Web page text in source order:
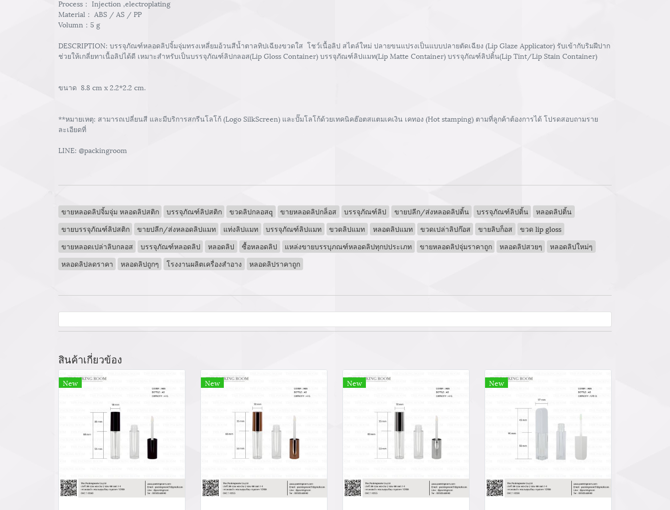
Process： Injection ,electroplating
Material： ABS / AS / PP
Volumn：5 g
DESCRIPTION: บรรจุภัณฑ์หลอดลิปจิ้มจุ่มทรงเหลี่ยมอ้วนสีน้ำตาลทิปเฉียงขวดใส โชว์เนื้อลิป สไตล์ใหม่ ปลายขนแปรงเป็นแบบปลายตัดเฉียง (Lip Glaze Applicator) รับเข้ากับริมฝีปาก
ช่วยให้เกลี่ยทาเนื้อลิปได้ดี เหมาะสำหรับเป็นบรรจุภัณฑ์ลิปกลอส(Lip Gloss Container) บรรจุภัณฑ์ลิปแมท(Lip Matte Container) บรรจุภัณฑ์ลิปติ้น(Lip Tint/Lip Stain Container)
ขนาด 8.8 cm x 2.2*2.2 cm.
**หมายเหตุ: สามารถเปลี่ยนสี และมีบริการสกรีนโลโก้ (Logo SilkScreen) และปั๊มโลโก้ด้วยเทคนิคฮ๊อตสแตมเคเงิน เคทอง (Hot stamping) ตามที่ลูกค้าต้องการได้ โปรดสอบถามราย
ละเอียดที่
LINE: @packingroom
ขายหลอดลิปจิ้มจุ่ม หลอดลิปสติก บรรจุภัณฑ์ลิปสติก ขวดลิปกลอสq ขายหลอดลิปกล็อส บรรจุภัณฑ์ลิป ขายปลีก/ส่งหลอดลิปติ้น บรรจุภัณฑ์ลิปติ้น
หลอดลิปติ้น
ขายบรรจุภัณฑ์ลิปสติก
ขายปลีก/ส่งหลอดลิปแมท แท่งลิปแมท บรรจุภัณฑ์ลิปแมท ขวดลิปแมท หลอดลิปแมท ขวดเปล่าลิปก๊อส ขายลิบก็อส
ขวด lip gloss
ขายหลอดเปล่าลิบกลอส
บรรจุภัณฑ์หลอดลิป หลอดลิป ซื้อหลอดลิป แหล่งขายบรรบุภณฑ์หลอดลิปทุกปประเภท ขายหลอดลิปจุ่มราคาถูก หลอดลิปสวยๆ
หลอดลิปใหม่ๆ
หลอดลิปลดราคา
หลอดลิปถูกๆ โรงงานผลิตเครื่องสำอาง หลอดลิปราคาถูก
สินค้าเกี่ยวข้อง
New New New New